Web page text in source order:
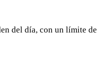
del día, con un límite de